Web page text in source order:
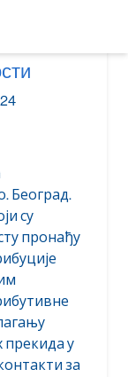
Београд.
су
пронађу
прекида у
за